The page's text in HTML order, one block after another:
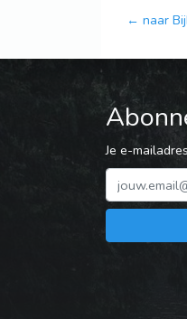
← naar
Je e-